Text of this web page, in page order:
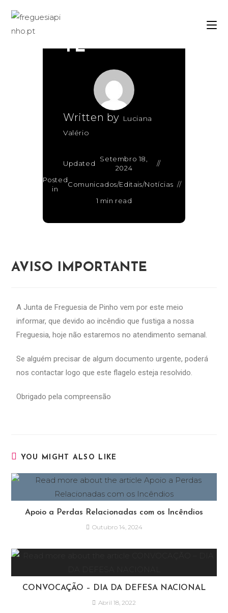
TE
Written by Luciana
Valério
Updated
Setembro 18,
2024
Posted
in
Comunicados/Editais/Notícias
1 min read
AVISO IMPORTANTE
A Junta de Freguesia de Pinho vem por este meio
informar, que devido ao incêndio que fustiga a nossa
Freguesia, hoje não estaremos no atendimento semanal.
Se alguém precisar de algum documento urgente, poderá
nos contactar logo que este flagelo esteja resolvido.
Obrigado pela compreensão
YOU MIGHT ALSO LIKE
Apoio a Perdas Relacionadas com os Incêndios
Outubro 14, 2024
CONVOCAÇÃO – DIA DA DEFESA NACIONAL
Abril 18, 2022